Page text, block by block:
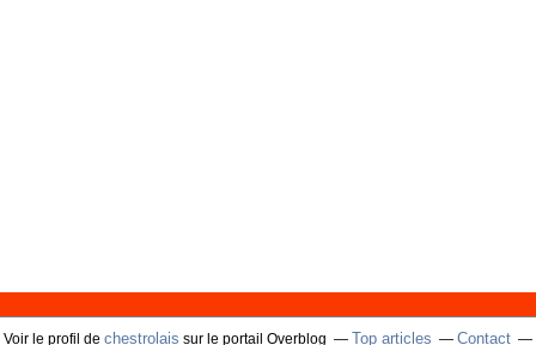
Voir le profil de chestrolais sur le portail Overblog Top articles Contact